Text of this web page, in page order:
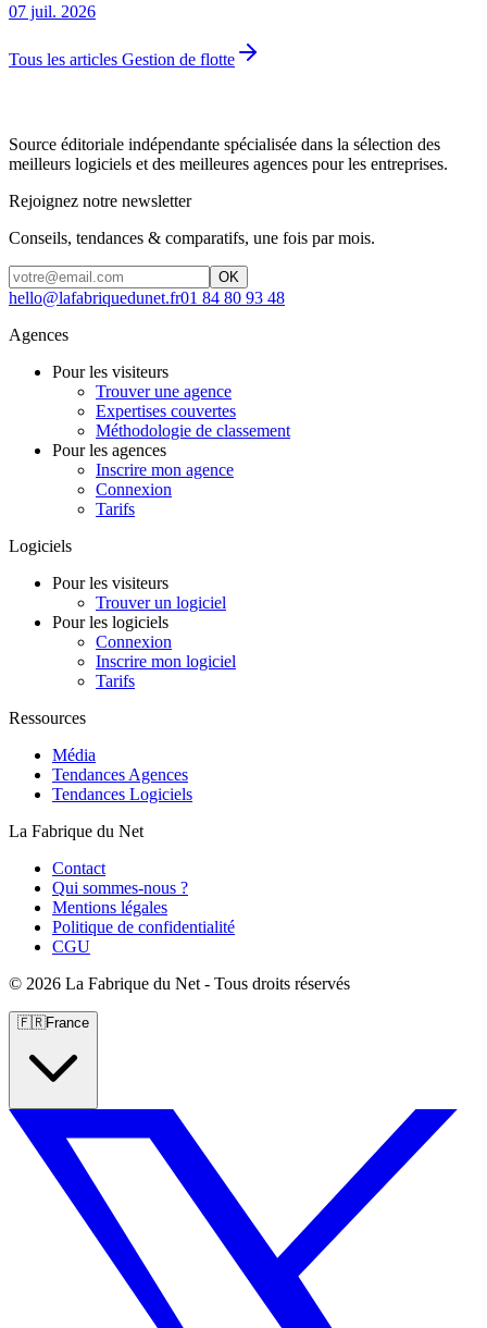
07 juil. 2026
Tous les articles Gestion de flotte
Source éditoriale indépendante spécialisée dans la sélection des
meilleurs logiciels et des meilleures agences pour les entreprises.
Rejoignez notre newsletter
Conseils, tendances & comparatifs, une fois par mois.
OK
hello@lafabriquedunet.fr01 84 80 93 48
Agences
Pour les visiteurs
Trouver une agence
Expertises couvertes
Méthodologie de classement
Pour les agences
Inscrire mon agence
Connexion
Tarifs
Logiciels
Pour les visiteurs
Trouver un logiciel
Pour les logiciels
Connexion
Inscrire mon logiciel
Tarifs
Ressources
Média
Tendances Agences
Tendances Logiciels
La Fabrique du Net
Contact
Qui sommes-nous ?
Mentions légales
Politique de confidentialité
CGU
© 2026 La Fabrique du Net - Tous droits réservés
🇫🇷France